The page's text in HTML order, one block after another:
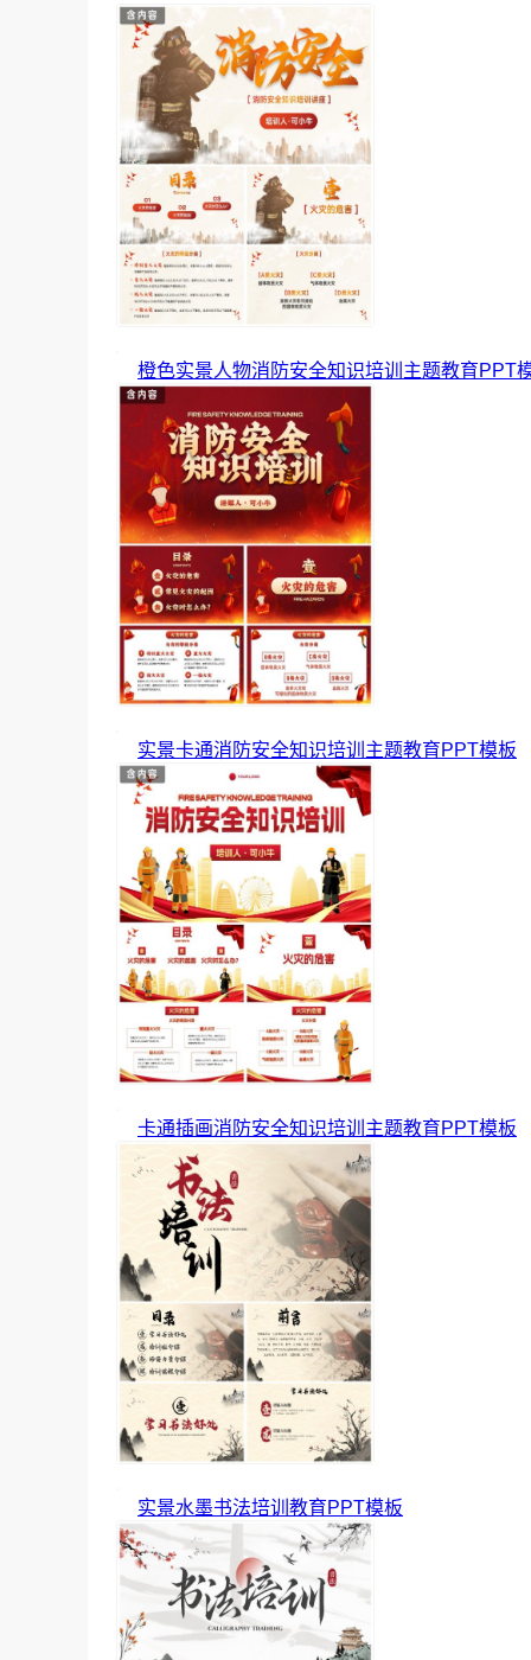
橙色实景人物消防安全知识培训主题教育PPT
实景卡通消防安全知识培训主题教育PPT模板
卡通插画消防安全知识培训主题教育PPT模板
实景水墨书法培训教育PPT模板